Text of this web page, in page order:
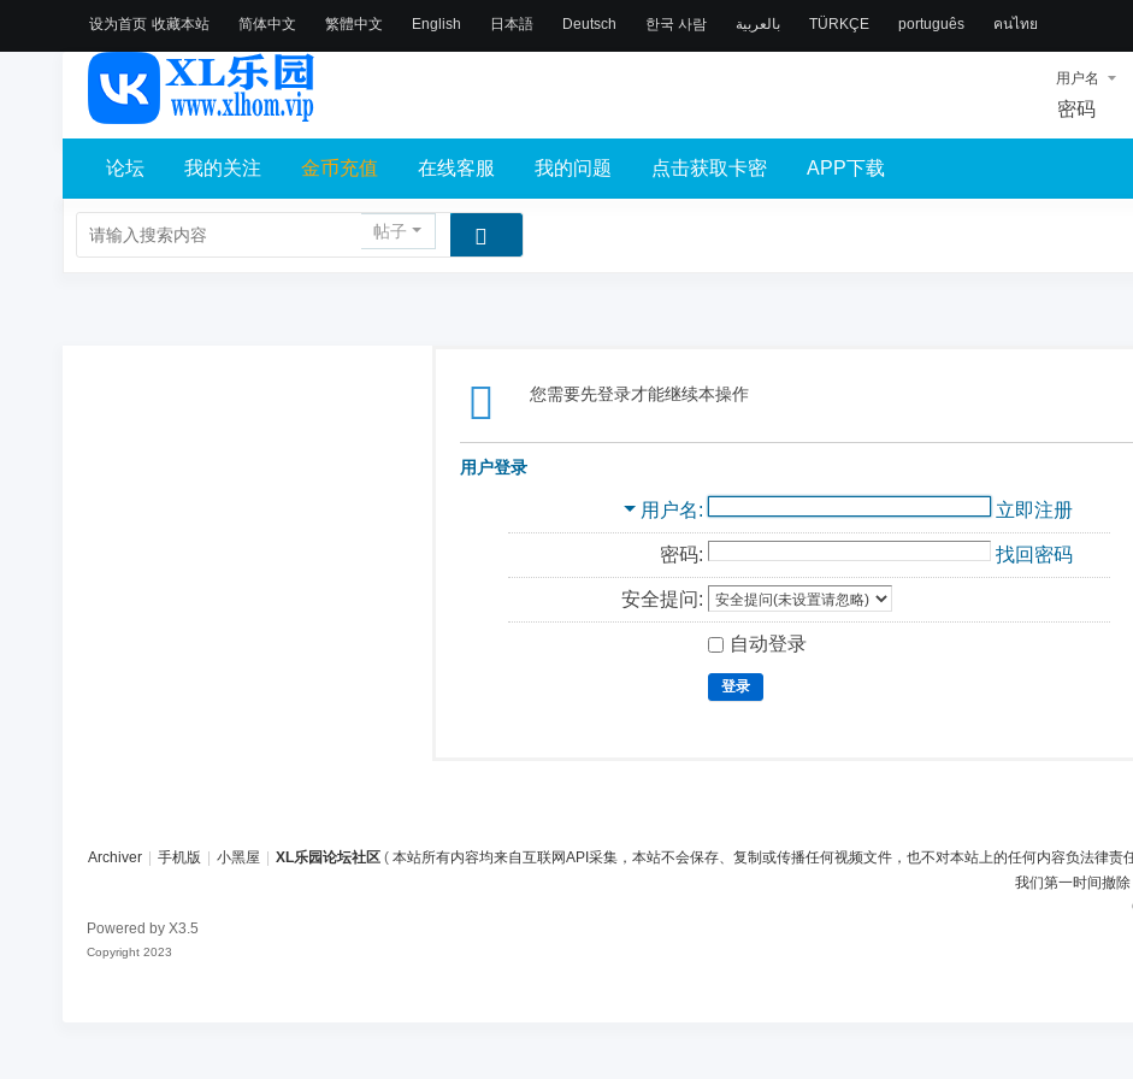
设为首页 收藏本站 简体中文 繁體中文 English 日本語 Deutsch 한국 사람 بالعربية TÜRKÇE português คนไทย
用户名
密码
论坛 我的关注 金币充值 在线客服 我的问题 点击获取卡密 APP下载
帖子
您需要先登录才能继续本操作
用户登录
用户名 立即注册
密码: 找回密码
安全提问:
自动登录
登录
Archiver 手机版 小黑屋 XL乐园论坛社区 ( 本站所有内容均来自互联网API采集，本站不会保存、复制或传播任何视频文件，也不对本站上的任何内容负法律
我们第一时间撤
Powered by X3.5
Copyright 2023